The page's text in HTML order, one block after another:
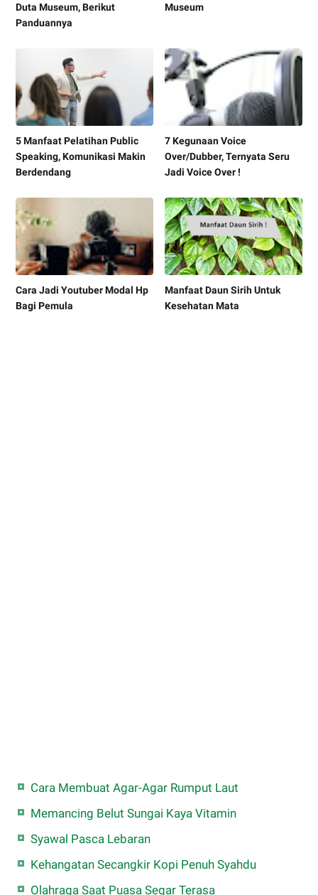
Duta Museum, Berikut
Panduannya
Museum
5 Manfaat Pelatihan Public
Speaking, Komunikasi Makin
Berdendang
7 Kegunaan Voice
Over/Dubber, Ternyata Seru
Jadi Voice Over !
Cara Jadi Youtuber Modal Hp
Bagi Pemula
Manfaat Daun Sirih Untuk
Kesehatan Mata
Cara Membuat Agar-Agar Rumput Laut
Memancing Belut Sungai Kaya Vitamin
Syawal Pasca Lebaran
Kehangatan Secangkir Kopi Penuh Syahdu
Olahraga Saat Puasa Segar Terasa